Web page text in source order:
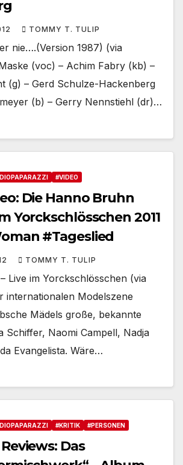
TOMMY T. TULIP
nie….(Version 1987) (via
(voc) – Achim Fabry (kb) –
(g) – Gerd Schulze-Hackenberg
(b) – Gerry Nennstiehl (dr)…
#VIDEO
Die Hanno Bruhn
Yorckschlösschen 2011
#Tageslied
TOMMY T. TULIP
Live im Yorckschlösschen (via
internationalen Modelszene
Mädels große, bekannte
Schiffer, Naomi Campell, Nadja
Evangelista. Wäre…
#KRITIK #PERSONEN
Das